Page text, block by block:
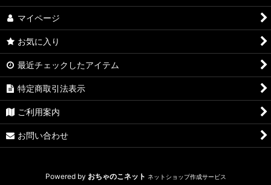
地酒セット
マイページ
お気に入り
最近チェックしたアイテム
特定商取引法表示
ご利用案内
お問い合わせ
Powered by おちゃのこネット ネットショップ作成サービス